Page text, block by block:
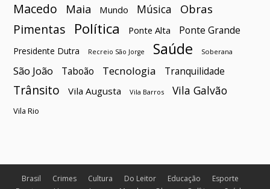
Macedo
Maia Mundo Música Obras
Pimentas Política Ponte Alta Ponte Grande
Presidente Dutra Recreio São Jorge Saúde Soberana
São João Taboão Tecnologia Tranquilidade
Trânsito Vila Augusta Vila Barros Vila Galvão
Vila Rio
Brasil Crimes Cultura Do Leitor Educação
Esporte